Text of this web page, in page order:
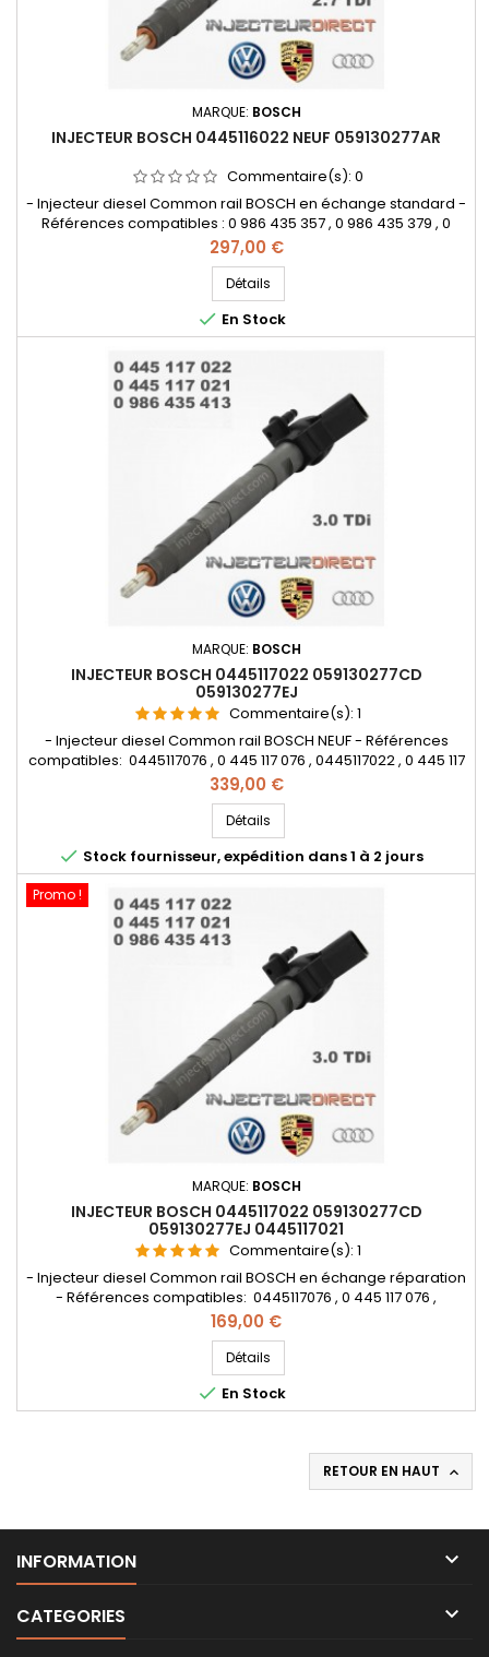
MARQUE: BOSCH
INJECTEUR BOSCH 0445116022 NEUF 059130277AR
Commentaire(s): 0
- Injecteur diesel Common rail BOSCH en échange standard -
Références compatibles : 0 986 435 357 , 0 986 435 379 , 0
445 116 015, 0 445 116 008, 0 445 116 047 , 0 445 116 007, 0 445 116
022, 0 445 116 014 , 0986435357, 0445116015, 0445116008,
0445116023, 0445116007, 0445116022, 0445116014 , 059130277BE
, 059130277AR , 059 130 277 AP , 059 130 277 CJ ,...
Prix
297,00 €
Détails
 En Stock
MARQUE: BOSCH
INJECTEUR BOSCH 0445117022 059130277CD
059130277EJ
Commentaire(s): 1
- Injecteur diesel Common rail BOSCH NEUF - Références
compatibles: 0445117076 , 0 445 117 076 , 0445117022 , 0 445 117
022 , 0445117021 , 0 445 117 021 , 0986435413 , 0 986 435 413
, 059 130 277 CD , 059 130 277 EJ , 059130277CD , 059130277EJ -
Pièce d'origine et garantie - Pour motorisation Volkswagen ,
Audi , Porsche 3.0 TDI
Prix
339,00 €
Détails
 Stock fournisseur, expédition dans 1 à 2 jours
Promo !
MARQUE: BOSCH
INJECTEUR BOSCH 0445117022 059130277CD
059130277EJ 0445117021
Commentaire(s): 1
- Injecteur diesel Common rail BOSCH en échange réparation
- Références compatibles: 0445117076 , 0 445 117 076 ,
0445117022 , 0 445 117 022 , 0445117021 , 0 445 117 021 ,
0986435413 , 0 986 435 413 , 059 130 277 CD , 059 130 277 EJ
, 059130277CD , 059130277EJ - Pour motorisation Volkswagen ,
Audi , Porsche 3.0 TDI Pièce d'origine
Prix
169,00 €
Détails
 En Stock
RETOUR EN HAUT 
INFORMATION 
CATEGORIES 